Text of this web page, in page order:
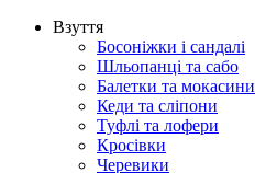
Взуття
Босоніжки і сандалі
Шльопанці та сабо
Балетки та мокасини
Кеди та сліпони
Туфлі та лофери
Кросівки
Черевики